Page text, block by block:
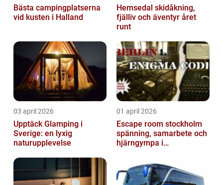
Bästa campingplatserna
vid kusten i Halland
Hemsedal skidåkning,
fjälliv och äventyr året
runt
03 april 2026
Upptäck Glamping i
Sverige: en lyxig
naturupplevelse
01 april 2026
Escape room stockholm
spänning, samarbete och
hjärngympa i